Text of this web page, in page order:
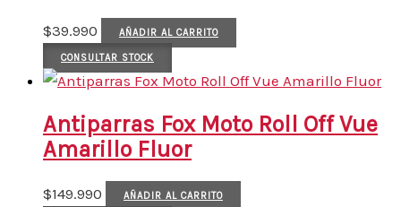
$39.990 AÑADIR AL CARRITO
CONSULTAR STOCK
Antiparras Fox Moto Roll Off Vue
Amarillo Fluor
$149.990 AÑADIR AL CARRITO